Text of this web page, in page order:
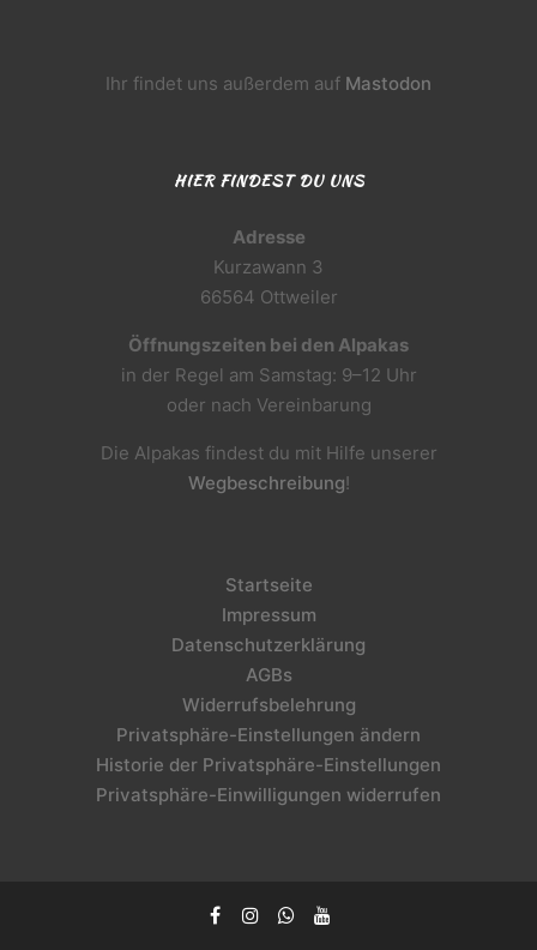
Ihr findet uns außerdem auf Mastodon
HIER FINDEST DU UNS
Adresse
Kurzawann 3
66564 Ottweiler
Öffnungszeiten bei den Alpakas
in der Regel am Samstag: 9–12 Uhr
oder nach Vereinbarung
Die Alpakas findest du mit Hilfe unserer
Wegbeschreibung!
Startseite
Impressum
Datenschutzerklärung
AGBs
Widerrufsbelehrung
Privatsphäre-Einstellungen ändern
Historie der Privatsphäre-Einstellungen
Privatsphäre-Einwilligungen widerrufen